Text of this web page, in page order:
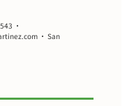
•
• San